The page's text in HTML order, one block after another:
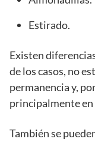
Estirado.
Existen
de los casos, no
permanencia y,
principalmente en
También se